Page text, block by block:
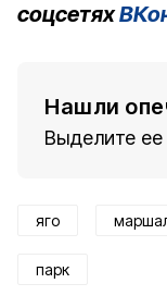
соцсетях
Нашли
Выделите
яго
парк